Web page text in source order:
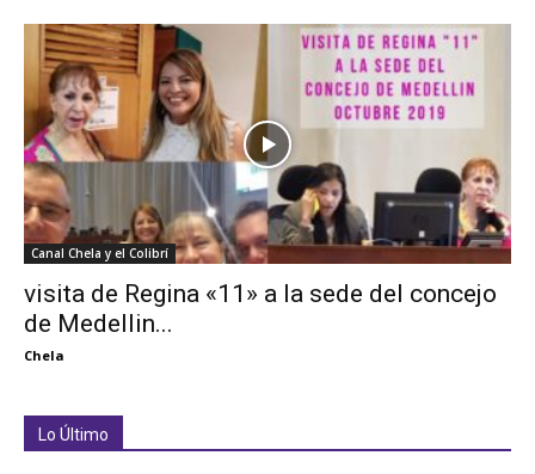
Canal Chela y el Colibrí
visita de Regina «11» a la sede del concejo
de Medellin...
Chela
Lo Último